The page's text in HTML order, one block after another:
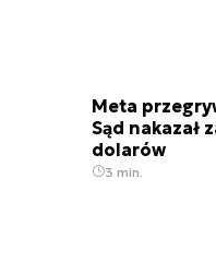
Meta
Sąd nakazał
dolarów
3 min.